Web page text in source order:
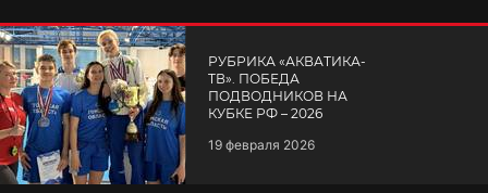
РУБРИКА «АКВАТИКА-
TВ». ПОБЕДА
ПОДВОДНИКОВ НА
КУБКЕ РФ – 2026
19 февраля 2026